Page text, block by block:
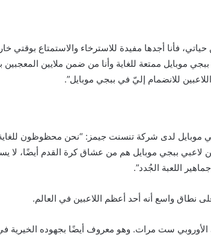
فأنا أجدها مفيدة للاسترخاء والاستمتاع بوقتي
موبايل ممتعة للغاية وأنا من ضمن ملايين المعجبين
للانضمام إليّ في ببجي موبايل”.
موبايل لدى شركة تنسنت جيمز: “نحن محظوظون
لاعبي ببجي موبايل هم من عشاق كرة القدم أيضًا، لا
اللعبة الجُدد”.
نطاق واسع أنه أحد أعظم اللاعبين في العالم.
7 مرات والحذاء الذهبي الأوروبي ست مرات. وهو معروف أيضًا بجهوده